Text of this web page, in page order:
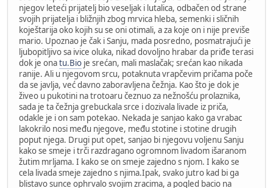
njegov leteći prijatelj bio veseljak i lutalica, odbačen od strane
svojih prijatelja i bližnjih zbog mrvica hleba, semenki i sličnih
koještarija oko kojih su se oni otimali, a za koje on i nije previše
mario. Upoznao je čak i Sanju, mada posredno, posmatrajući je
ljubopitljivo sa ivice oluka, nikad dovoljno hrabar da priđe terasi
dok je onatu.Bio je srećan, mali maslačak; srećan kao nikada
ranije. Ali u njegovom srcu, potaknuta vrapčevim pričama poče
da se javlja, već davno zaboravljena čežnja. Kao što je dok je
živeo u pukotini na trotoaru čeznuo za nežnošću prolaznika,
sada je ta čežnja grebuckala srce i dozivala livade iz priča,
odakle je i on sam potekao. Nekada je sanjao kako ga vrabac
lakokrilo nosi među njegove, među stotine i stotine drugih
poput njega. Drugi put opet, sanjao bi njegovu voljenu Sanju
kako se smeje i trči razdragano ogromnom livadom išaranom
žutim mrljama. I kako se on smeje zajedno s njom. I kako se
cela livada smeje zajedno s njima.Ipak, svako jutro kad bi ga
blistavo sunce ophrvalo svojim zracima, a pogled bacio na